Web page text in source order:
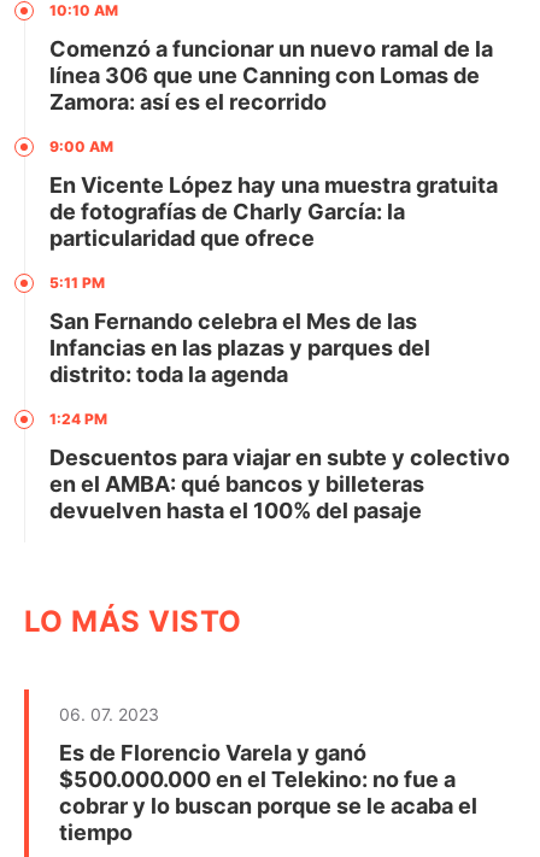
10:10 AM
Comenzó a funcionar un nuevo ramal de la
línea 306 que une Canning con Lomas de
Zamora: así es el recorrido
9:00 AM
En Vicente López hay una muestra gratuita
de fotografías de Charly García: la
particularidad que ofrece
5:11 PM
San Fernando celebra el Mes de las
Infancias en las plazas y parques del
distrito: toda la agenda
1:24 PM
Descuentos para viajar en subte y colectivo
en el AMBA: qué bancos y billeteras
devuelven hasta el 100% del pasaje
LO MÁS VISTO
06. 07. 2023
Es de Florencio Varela y ganó
$500.000.000 en el Telekino: no fue a
cobrar y lo buscan porque se le acaba el
tiempo